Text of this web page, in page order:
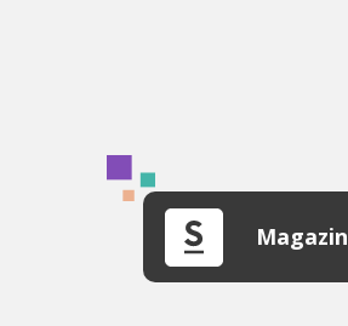
Magazin